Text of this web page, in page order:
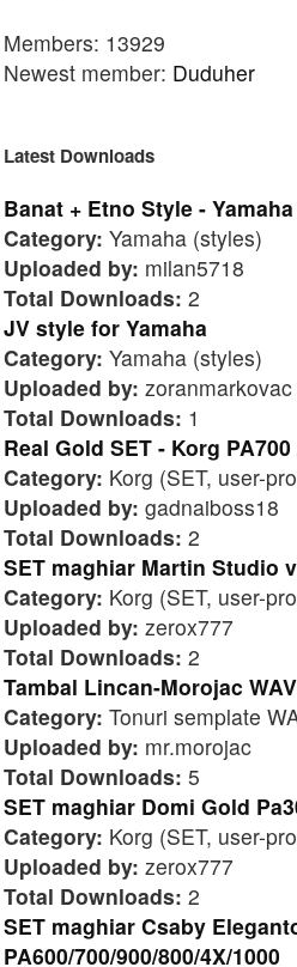
Members: 13929
Newest member: Duduher
Latest Downloads
Banat + Etno Style -
Category: Yamaha (styles)
Uploaded by: milan5718
Total Downloads: 2
JV style for Yamaha
Category: Yamaha (styles)
Uploaded by: zoranmarkovac
Total Downloads: 1
Real Gold SET - Korg
Category: Korg (SET, user-
Uploaded by: gadnaiboss18
Total Downloads: 2
SET maghiar Martin Studio
Category: Korg (SET, user-
Uploaded by: zerox777
Total Downloads: 2
Tambal Lincan-Morojac WAV
Category: Tonuri semplate
Uploaded by: mr.morojac
Total Downloads: 5
SET maghiar Domi Gold
Category: Korg (SET, user-
Uploaded by: zerox777
Total Downloads: 2
SET maghiar Csaby
PA600/700/900/800/4X/1000